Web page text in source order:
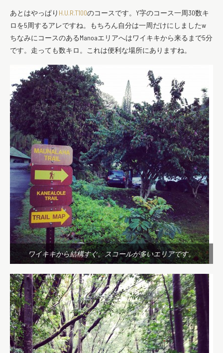
あとはやっぱり H.U.R.T100のコースです。Y字のコース一周30数キ
ロを5周するアレですね。もちろん自分は一周だけにしましたw
ちなみにコースのあるManoaエリアへはワイキキから来るまで5分
です。走っても数キロ。これは便利な場所にありますね。
ワイキキから結構すぐ。スコールが多いエリアです。